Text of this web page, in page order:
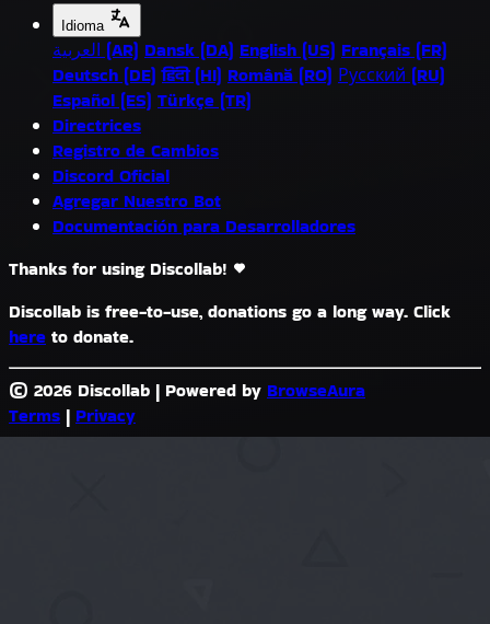
Idioma
العربية (AR) Dansk (DA) English (US) Français (FR)
Deutsch (DE) हिंदी (HI) Română (RO) Русский (RU)
Español (ES) Türkçe (TR)
Directrices
Registro de Cambios
Discord Oficial
Agregar Nuestro Bot
Documentación para Desarrolladores
Thanks for using Discollab!
Discollab is free-to-use, donations go a long way. Click
here to donate.
© 2026 Discollab | Powered by BrowseAura
Terms | Privacy